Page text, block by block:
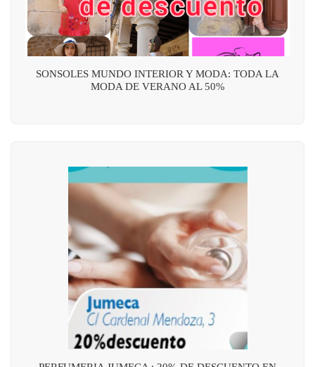
SONSOLES MUNDO INTERIOR Y MODA: TODA LA
MODA DE VERANO AL 50%